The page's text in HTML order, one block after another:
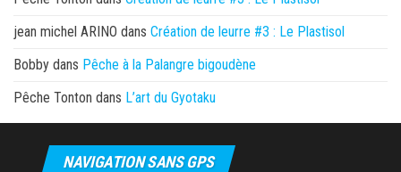
jean michel ARINO dans Création de leurre #3 : Le Plastisol
Bobby dans Pêche à la Palangre bigoudène
Pêche Tonton dans L’art du Gyotaku
NAVIGATION SANS GPS